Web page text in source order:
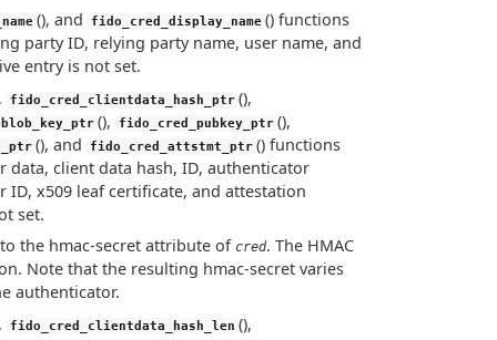
(), and fido_cred_display_name () functions
party ID, relying party name, user name, and
entry is not set.
fido_cred_clientdata_hash_ptr (),
(), fido_cred_pubkey_ptr (),
(), and fido_cred_attstmt_ptr () functions
data, client data hash, ID, authenticator
ID, x509 leaf certificate, and attestation
set.
the hmac-secret attribute of cred. The HMAC
Note that the resulting hmac-secret varies
authenticator.
fido_cred_clientdata_hash_len (),